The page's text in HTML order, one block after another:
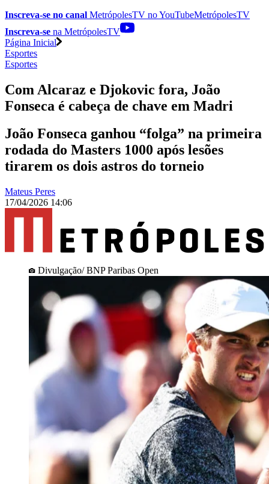
Inscreva-se no canal MetrópolesTV noYouTubeMetrópolesTV
Inscreva-se na MetrópolesTV
Página Inicial
Esportes
Esportes
Com Alcaraz e Djokovic fora, João
Fonseca é cabeça de chave em Madri
João Fonseca ganhou “folga” na primeira
rodada do Masters 1000 após lesões
tirarem os dois astros do torneio
Mateus Peres
17/04/2026 14:06
Divulgação/ BNP Paribas Open